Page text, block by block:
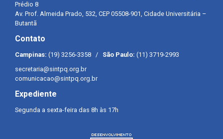
Prédio 8
Av. Prof. Almeida Prado, 532, CEP 05508-901, Cidade Universitária –
Butantã
Contato
Campinas: (19) 3256-3358 / São Paulo: (11) 3719-2993
secretaria@sintpq.org.br
comunicacao@sintpq.org.br
Expediente
Segunda a sexta-feira das 8h às 17h